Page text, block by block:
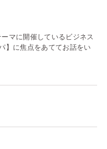
マに開催しているビジネス
】に焦点をあててお話をい